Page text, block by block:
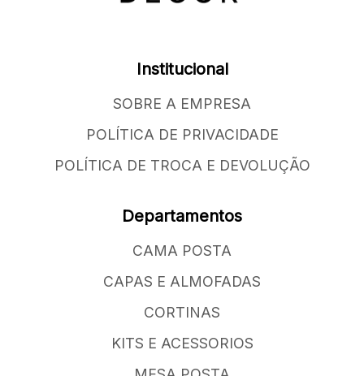
Institucional
SOBRE A EMPRESA
POLÍTICA DE PRIVACIDADE
POLÍTICA DE TROCA E DEVOLUÇÃO
Departamentos
CAMA POSTA
CAPAS E ALMOFADAS
CORTINAS
KITS E ACESSORIOS